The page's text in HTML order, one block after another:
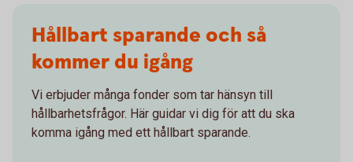
Hållbart sparande och så
kommer du igång
Vi erbjuder många fonder som tar hänsyn till
hållbarhetsfrågor. Här guidar vi dig för att du ska
komma igång med ett hållbart sparande.